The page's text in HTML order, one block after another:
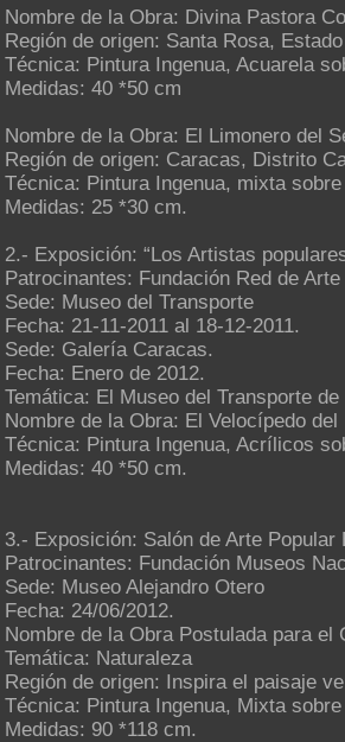
Nombre de la Obra: Divina Pastora
Región de origen: Santa Rosa,
Técnica: Pintura Ingenua, Acuarela
Medidas: 40 *50 cm
Nombre de la Obra: El Limonero del
Región de origen: Caracas, Distrito
Técnica: Pintura Ingenua, mixta
Medidas: 25 *30 cm.
2.- Exposición: “Los Artistas
Patrocinantes: Fundación Red de
Sede: Museo del Transporte
Fecha: 21-11-2011 al 18-12-2011.
Sede: Galería Caracas.
Fecha: Enero de 2012.
Temática: El Museo del Transporte
Nombre de la Obra: El Velocípedo
Técnica: Pintura Ingenua, Acrílicos
Medidas: 40 *50 cm.
3.- Exposición: Salón de Arte Popular
Patrocinantes: Fundación Museos
Sede: Museo Alejandro Otero
Fecha: 24/06/2012.
Nombre de la Obra Postulada para
Temática: Naturaleza
Región de origen: Inspira el paisaje
Técnica: Pintura Ingenua, Mixta
Medidas: 90 *118 cm.